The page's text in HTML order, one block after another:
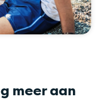
meer aan